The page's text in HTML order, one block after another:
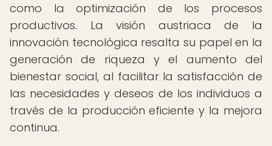
como la optimización de los procesos
productivos. La visión austriaca de la
innovación tecnológica resalta su papel en la
generación de riqueza y el aumento del
bienestar social, al facilitar la satisfacción de
las necesidades y deseos de los individuos a
través de la producción eficiente y la mejora
continua.